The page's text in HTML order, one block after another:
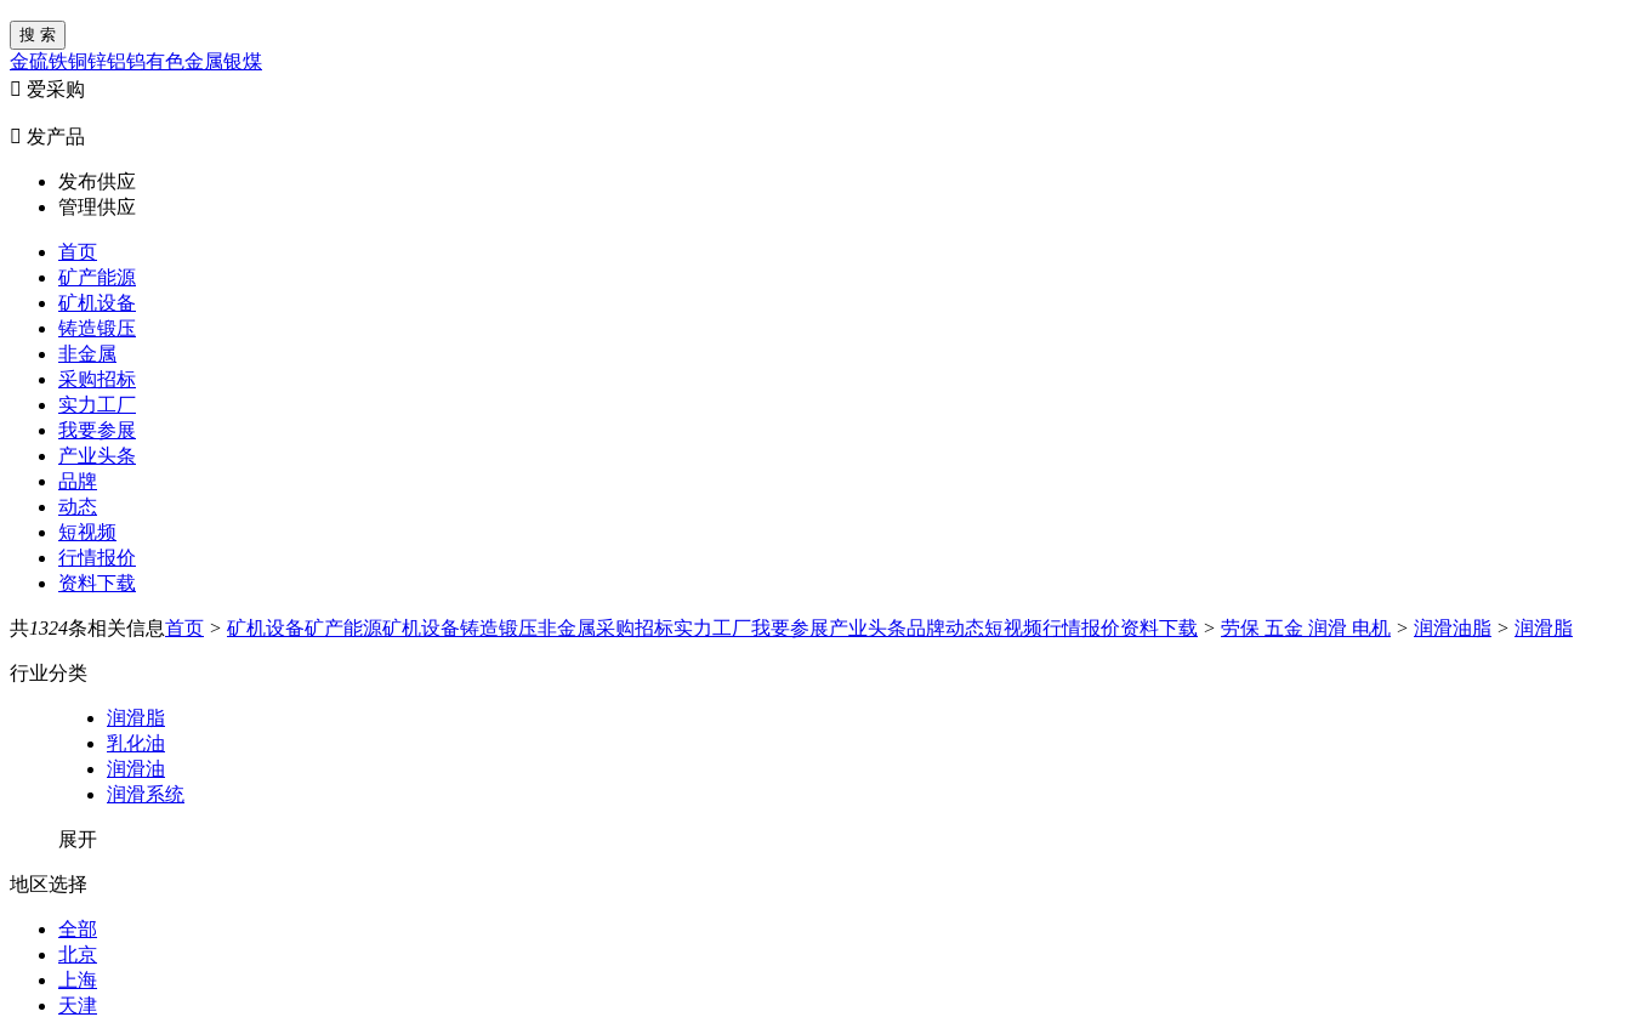
金硫铁铜锌铝钨有色金属银煤
 爱采购
 发产品
发布供应
管理供应
首页
矿产能源
矿机设备
铸造锻压
非金属
采购招标
实力工厂
我要参展
产业头条
品牌
动态
短视频
行情报价
资料下载
共1324条相关信息首页 > 矿机设备矿产能源矿机设备铸造锻压非金属采购招标实力工厂我要参展产业头条品牌动态短视频行情报价资料下载 > 劳保 五金 润滑 电机 > 润滑油脂 > 润滑脂
行业分类
润滑脂
乳化油
润滑油
润滑系统
展开
地区选择
全部
北京
上海
天津